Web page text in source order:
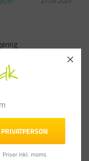
til hjælp?
06.12.2023
PRIVATPERSON
Priser inkl. moms